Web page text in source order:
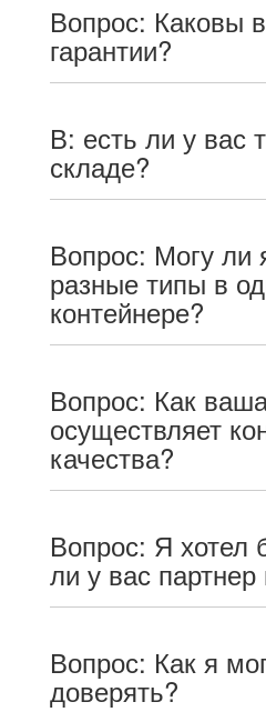
Вопрос: Каковы
гарантии?
В: есть ли у вас
складе?
Вопрос: Могу ли
разные типы в
контейнере?
Вопрос: Как
осуществляет
качества?
Вопрос: Я хотел
ли у вас партнер
Вопрос: Как я
доверять?